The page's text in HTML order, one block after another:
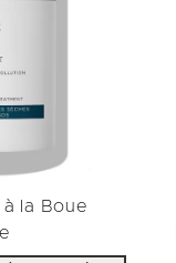
la Boue